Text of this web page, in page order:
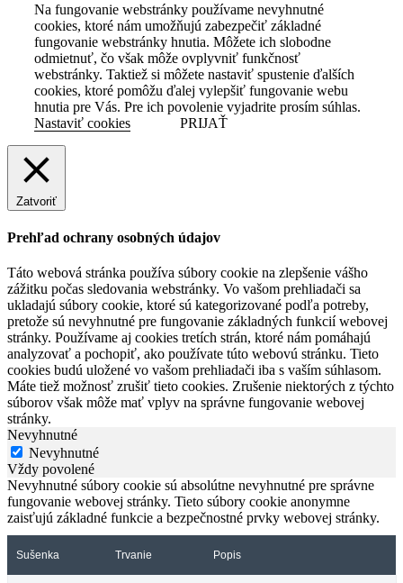
Na fungovanie webstránky používame nevyhnutné
cookies, ktoré nám umožňujú zabezpečiť základné
fungovanie webstránky hnutia. Môžete ich slobodne
odmietnuť, čo však môže ovplyvniť funkčnosť
webstránky. Taktiež si môžete nastaviť spustenie ďalších
cookies, ktoré pomôžu ďalej vylepšiť fungovanie webu
hnutia pre Vás. Pre ich povolenie vyjadrite prosím súhlas.
Nastaviť cookies
PRIJAŤ
Zatvoriť
Prehľad ochrany osobných údajov
Táto webová stránka používa súbory cookie na zlepšenie vášho
zážitku počas sledovania webstránky. Vo vašom prehliadači sa
ukladajú súbory cookie, ktoré sú kategorizované podľa potreby,
pretože sú nevyhnutné pre fungovanie základných funkcií webovej
stránky. Používame aj cookies tretích strán, ktoré nám pomáhajú
analyzovať a pochopiť, ako používate túto webovú stránku. Tieto
cookies budú uložené vo vašom prehliadači iba s vaším súhlasom.
Máte tiež možnosť zrušiť tieto cookies. Zrušenie niektorých z týchto
súborov však môže mať vplyv na správne fungovanie webovej
stránky.
Nevyhnutné
Nevyhnutné
Vždy povolené
Nevyhnutné súbory cookie sú absolútne nevyhnutné pre správne
fungovanie webovej stránky. Tieto súbory cookie anonymne
zaisťujú základné funkcie a bezpečnostné prvky webovej stránky.
Sušenka Trvanie Popis